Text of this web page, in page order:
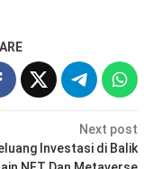
Next post
Investasi di Balik